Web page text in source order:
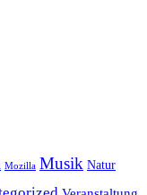
Mozilla Musik Natur